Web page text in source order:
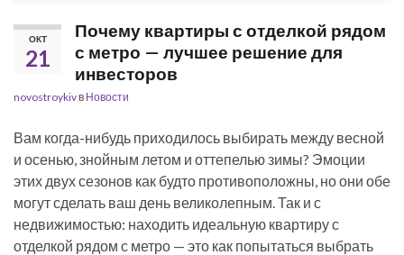
ОКТ
21
Почему квартиры с отделкой рядом
с метро — лучшее решение для
инвесторов
novostroykivв Новости
Вам когда-нибудь приходилось выбирать между весной
и осенью, знойным летом и оттепелью зимы? Эмоции
этих двух сезонов как будто противоположны, но они обе
могут сделать ваш день великолепным. Так и с
недвижимостью: находить идеальную квартиру с
отделкой рядом с метро — это как попытаться выбрать